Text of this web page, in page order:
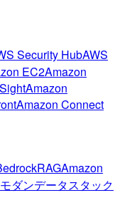
Security HubAWS
EC2Amazon
Amazon
Amazon Connect
RAGAmazon
モダンデータスタック